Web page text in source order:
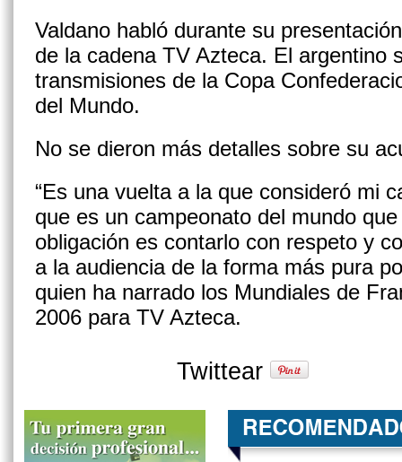
Valdano habló durante su
de la cadena TV Azteca. El argentino
transmisiones de la Copa
del Mundo.
No se dieron más detalles sobre su
“Es una vuelta a la que consideró mi
que es un campeonato del mundo
obligación es contarlo con respeto y
a la audiencia de la forma más pura
quien ha narrado los Mundiales de
2006 para TV Azteca.
Twittear